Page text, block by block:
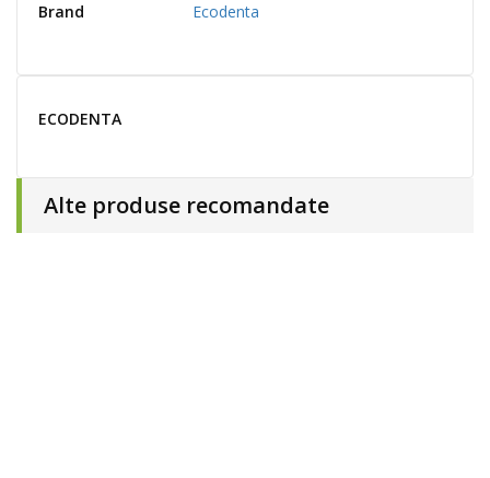
Brand Ecodenta
ECODENTA
Alte produse recomandate